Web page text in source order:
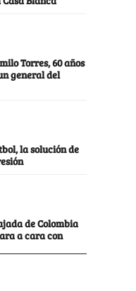
Torres, 60 años
general del
la solución de
de Colombia
a cara con